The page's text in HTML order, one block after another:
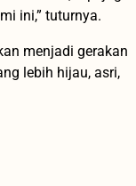
ini,” tuturnya.
menjadi gerakan
lebih hijau, asri,